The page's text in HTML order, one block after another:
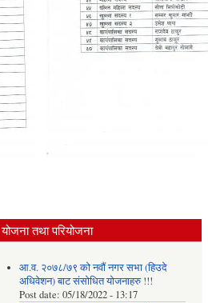
योजना तथा परियोजना
आ.व. २०७८/७९ को नवौं नगर सभा (हिउदे
अधिवेशन) बाट संसोधित योजनाहरु !!!
Post date:05/18/2022 - 13:17